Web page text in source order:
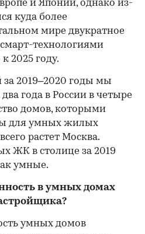
и Японии, однако из-
куда более
мире двукратное
технологиями
2025 году.
за 2019–2020 годы мы
года в России в четыре
домов, которыми
для умных жилых
растет Москва.
ЖК в столице за 2019
умные.
в умных домах
умных домов